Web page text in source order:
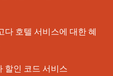
다 호텔 서비스에 대한 혜
할인 코드 서비스